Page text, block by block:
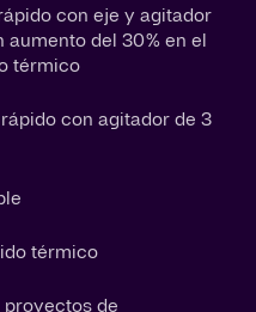
con eje y agitador
del 30 % en el
térmico
con agitador de 3
térmico
proyectos de